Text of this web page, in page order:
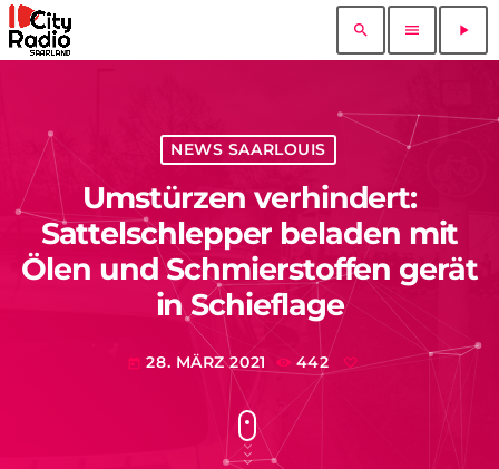
search menu play_arrow
NEWS SAARLOUIS
Umstürzen verhindert:
Sattelschlepper beladen mit
Ölen und Schmierstoffen gerät
in Schieflage
today 28. MÄRZ 2021 442